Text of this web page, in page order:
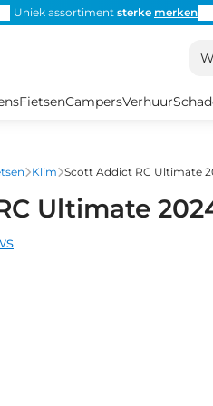
Uniek assortiment sterke merken
FietsenCampersVerhuur
Klim Scott Addict RC Ultimate
Ultimate